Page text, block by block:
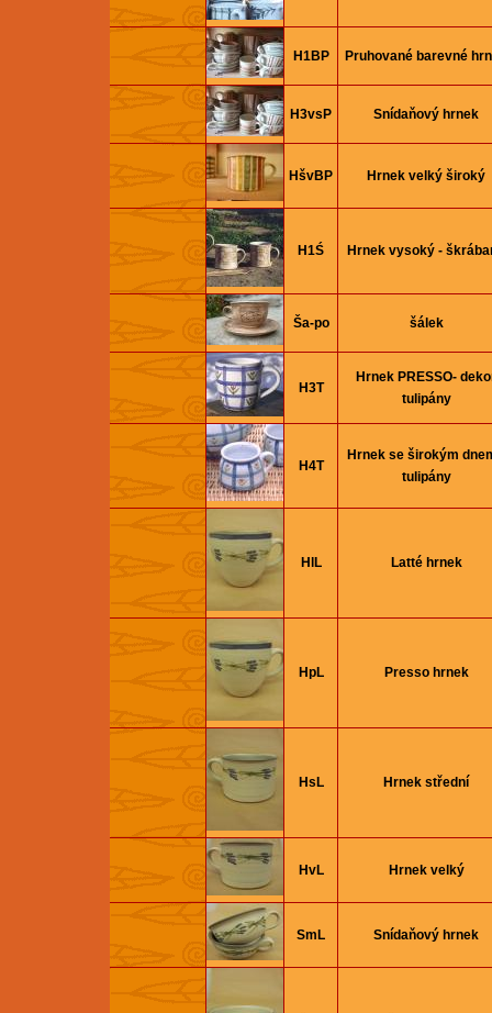
H1BP Pruhované barevné
H3vsP Snídaňový hrnek
HšvBP Hrnek velký široký
H1Ś Hrnek vysoký -
Ša-po šálek
H3T
Hrnek PRESSO-
tulipány
H4T
Hrnek se širokým
tulipány
HlL Latté hrnek
HpL Presso hrnek
HsL Hrnek střední
HvL Hrnek velký
SmL Snídaňový hrnek